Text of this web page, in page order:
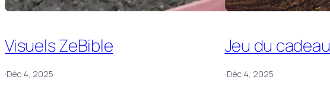
Visuels ZeBible
·Déc 4, 2025
Jeu du cadeau
·Déc 4, 2025